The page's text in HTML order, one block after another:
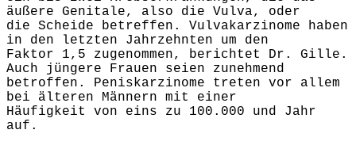
äußere Genitale, also die Vulva, oder
die Scheide betreffen. Vulvakarzinome haben
in den letzten Jahrzehnten um den
Faktor 1,5 zugenommen, berichtet Dr. Gille.
Auch jüngere Frauen seien zunehmend
betroffen. Peniskarzinome treten vor allem
bei älteren Männern mit einer
Häufigkeit von eins zu 100.000 und Jahr
auf.